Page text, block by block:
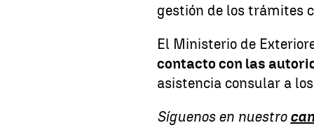
gestión de los trámites
El Ministerio de
contacto con las
asistencia consular a
Síguenos en nuestro